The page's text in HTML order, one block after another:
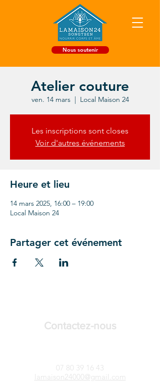
Nous soutenir
Atelier couture
ven. 14 mars
  |
Local Maison 24
Les inscriptions sont closes
Voir d'autres événements
Heure et lieu
14 mars 2025, 16:00 – 19:00
Local Maison 24
Partager cet événement
Contactez-nous
07 80 39 16 43
lamaison24000@gmail.com